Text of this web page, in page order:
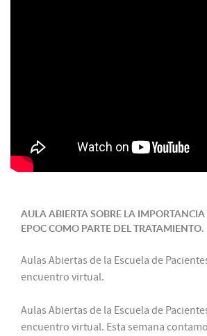
AULA ABIERTA SOBRE LA IMPORTANCIA
EPOC COMO PARTE DEL TRATAMIENTO.
Aulas Abiertas de la Escuela de
encuentro virtual.
Aulas Abiertas de la Escuela de
encuentro virtual. Esta semana